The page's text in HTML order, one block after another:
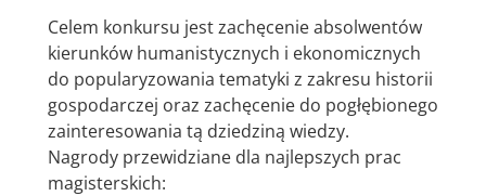
Celem konkursu jest zachęcenie absolwentów
kierunków humanistycznych i ekonomicznych
do popularyzowania tematyki z zakresu historii
gospodarczej oraz zachęcenie do pogłębionego
zainteresowania tą dziedziną wiedzy.
Nagrody przewidziane dla najlepszych prac
magisterskich: